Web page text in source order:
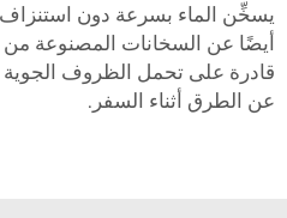
يسخِّن الماء بسرعة دون استنزاف
أيضًا عن السخانات المصنوعة من
قادرة على تحمل الظروف الجوية
عن الطرق أثناء السفر.